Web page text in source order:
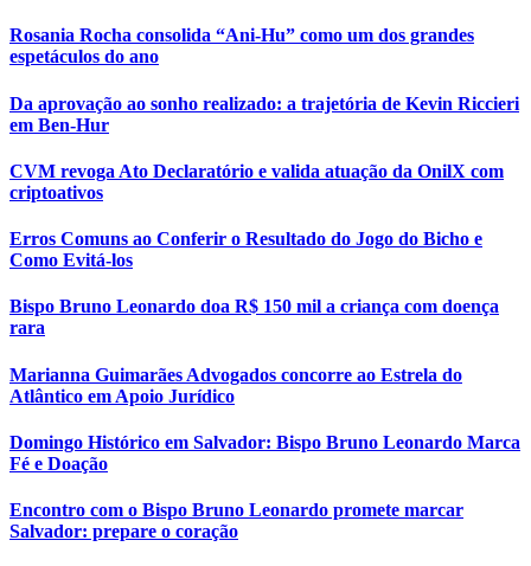
Rosania Rocha consolida “Ani-Hu” como um dos grandes
espetáculos do ano
Da aprovação ao sonho realizado: a trajetória de Kevin Riccieri
em Ben-Hur
CVM revoga Ato Declaratório e valida atuação da OnilX com
criptoativos
Erros Comuns ao Conferir o Resultado do Jogo do Bicho e
Como Evitá-los
Bispo Bruno Leonardo doa R$ 150 mil a criança com doença
rara
Marianna Guimarães Advogados concorre ao Estrela do
Atlântico em Apoio Jurídico
Domingo Histórico em Salvador: Bispo Bruno Leonardo Marca
Fé e Doação
Encontro com o Bispo Bruno Leonardo promete marcar
Salvador: prepare o coração